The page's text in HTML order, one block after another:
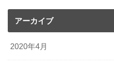
アーカイブ
2020年4月